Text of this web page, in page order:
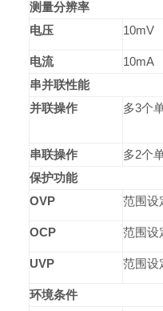
测量分辨率
电压
10mV
电流
10mA
串并联性能
并联操作
多3个
串联操作 多2个
保护功能
OVP
范围设
OCP 范围设
UVP 范围设
环境条件